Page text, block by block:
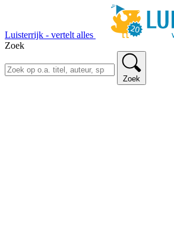
Luisterrijk - vertelt alles
Zoek
Zoek